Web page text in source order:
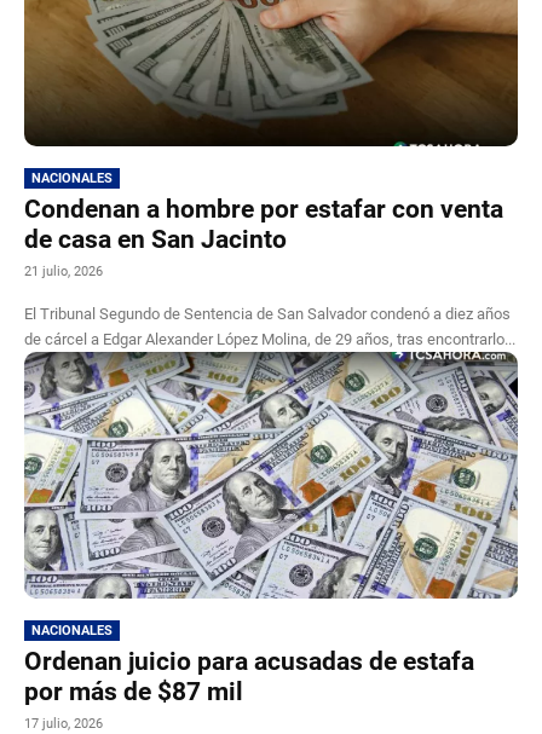
NACIONALES
Condenan a hombre por estafar con venta
de casa en San Jacinto
21 julio, 2026
El Tribunal Segundo de Sentencia de San Salvador condenó a diez años
de cárcel a Edgar Alexander López Molina, de 29 años, tras encontrarlo...
NACIONALES
Ordenan juicio para acusadas de estafa
por más de $87 mil
17 julio, 2026